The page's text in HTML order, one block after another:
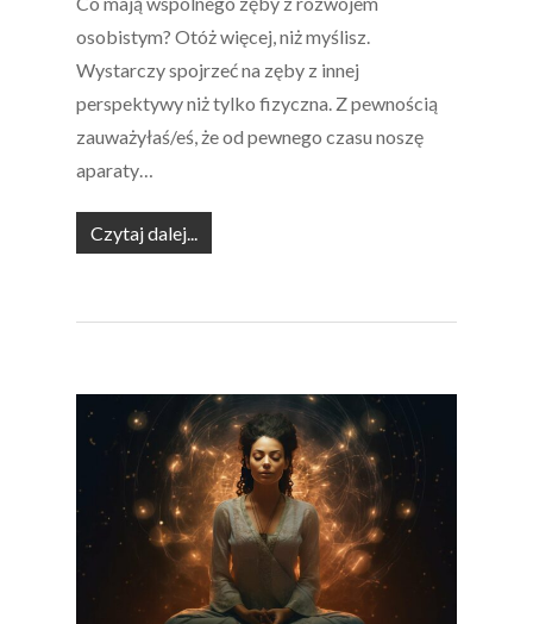
osobistym? Otóż więcej, niż myślisz.
Wystarczy spojrzeć na zęby z innej
perspektywy niż tylko fizyczna. Z pewnością
zauważyłaś/eś, że od pewnego czasu noszę
aparaty…
Czytaj dalej...